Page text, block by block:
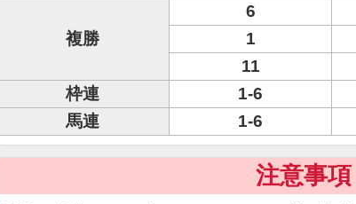
複勝
6
1
11
枠連
1-6
馬連
1-6
注意事項